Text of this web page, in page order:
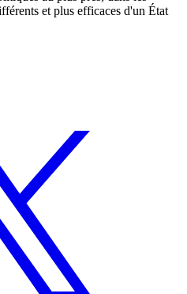
et plus efficaces d'un État